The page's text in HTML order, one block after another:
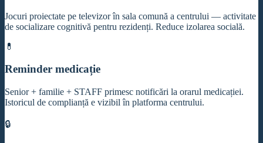
Jocuri proiectate pe televizor în sala comună a centrului — activitate
de socializare cognitivă pentru rezidenți. Reduce izolarea socială.
💊
Reminder medicație
Senior + familie + STAFF primesc notificări la orarul medicației.
Istoricul de complianță e vizibil în platforma centrului.
🔒